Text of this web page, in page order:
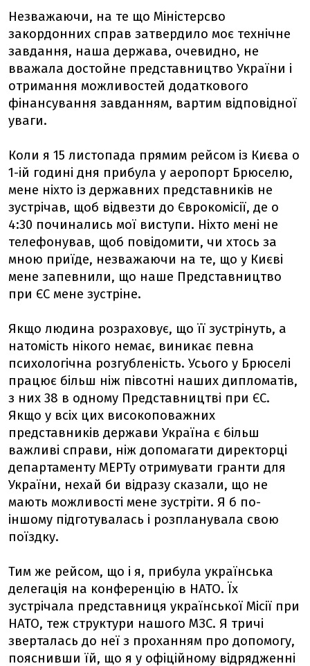
Незважаючи, на те що Міністерсво
закордонних справ затвердило моє технічне
завдання, наша держава, очевидно, не
вважала достойне представництво України і
отримання можливостей додаткового
фінансування завданням, вартим відповідної
уваги.
Коли я 15 листопада прямим рейсом із Києва о
1-ій годині дня прибула у аеропорт Брюселю,
мене ніхто із державних представників не
зустрічав, щоб відвезти до Єврокомісії, де о
4:30 починались мої виступи. Ніхто мені не
телефонував, щоб повідомити, чи хтось за
мною приїде, незважаючи на те, що у Києві
мене запевнили, що наше Представництво
при ЄС мене зустріне.
Якщо людина розраховує, що її зустрінуть, а
натомість нікого немає, виникає певна
психологічна розгубленість. Усього у Брюселі
працює більш ніж півсотні наших дипломатів,
з них 38 в одному Представництві при ЄС.
Якщо у всіх цих високоповажних
представників держави Україна є більш
важливі справи, ніж допомагати директорці
департаменту МЕРТу отримувати гранти для
України, нехай би відразу сказали, що не
мають можливості мене зустріти. Я б по-
іншому підготувалась і розпланувала свою
поїздку.
Тим же рейсом, що і я, прибула українська
делегація на конференцію в НАТО. Їх
зустрічала представниця української Місії при
НАТО, теж структури нашого МЗС. Я тричі
зверталась до неї з проханням про допомогу,
пояснивши їй, що я у офіційному відрядженні